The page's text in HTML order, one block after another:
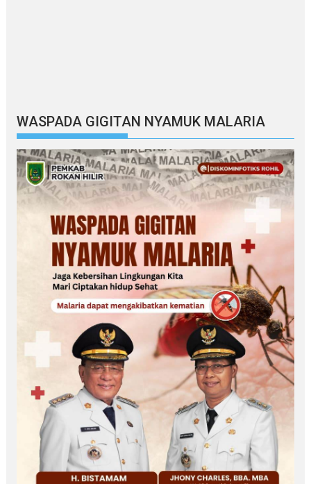
WASPADA GIGITAN NYAMUK MALARIA